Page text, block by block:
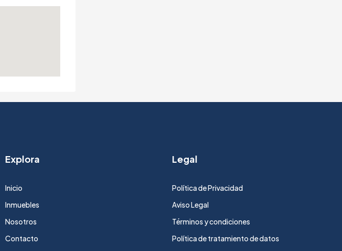
Explora
Inicio
Inmuebles
Nosotros
Contacto
Legal
Política de Privacidad
Aviso Legal
Términos y condiciones
Política de tratamiento de datos